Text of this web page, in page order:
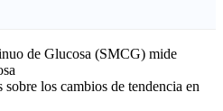
de Glucosa (SMCG) mide
los cambios de tendencia en